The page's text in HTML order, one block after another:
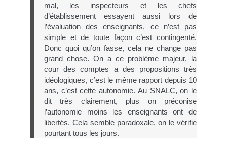
mal, les inspecteurs et les chefs
d’établissement essayent aussi lors de
l’évaluation des enseignants, ce n’est pas
simple et de toute façon c’est contingenté.
Donc quoi qu’on fasse, cela ne change pas
grand chose. On a ce problème majeur, la
cour des comptes a des propositions très
idéologiques, c’est le même rapport depuis 10
ans, c’est cette autonomie. Au SNALC, on le
dit très clairement, plus on préconise
l’autonomie moins les enseignants ont de
libertés. Cela semble paradoxale, on le vérifie
pourtant tous les jours.